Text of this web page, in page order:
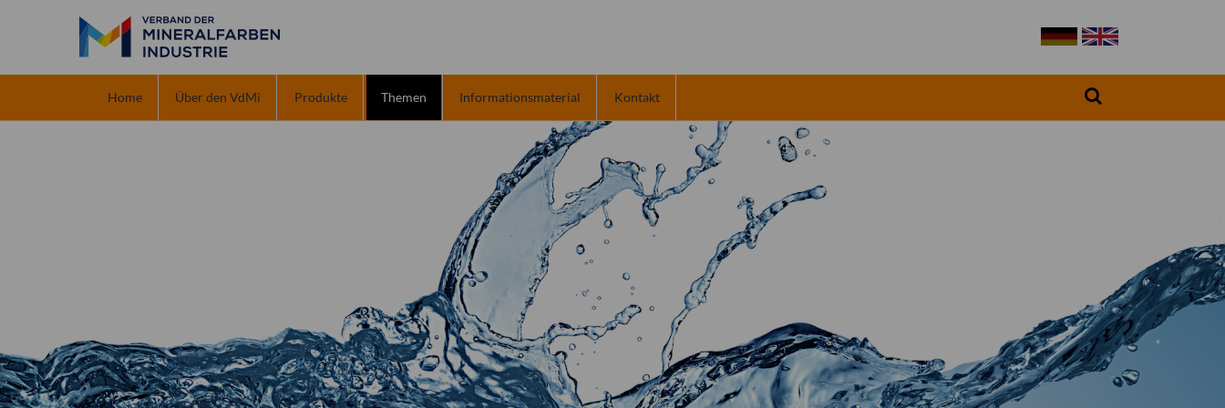
Home Über den VdMi Produkte Themen Informationsmaterial Kontakt